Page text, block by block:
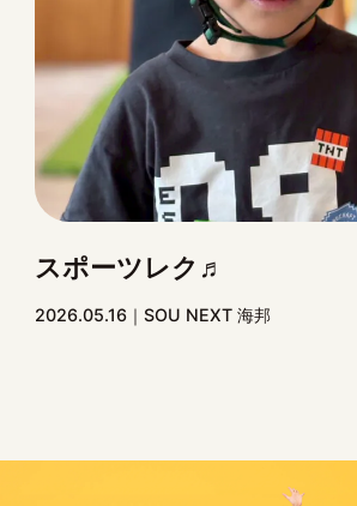
スポーツレク♬
2026.05.16 SOU NEXT 海邦